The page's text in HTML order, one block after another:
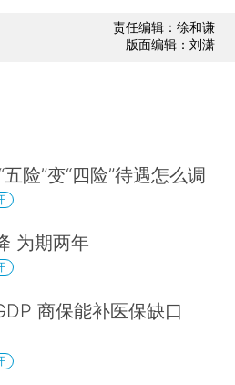
责任编辑：徐和谦
版面编辑：刘潇
险”变“四险”待遇怎么调
为期两年
商保能补医保缺口